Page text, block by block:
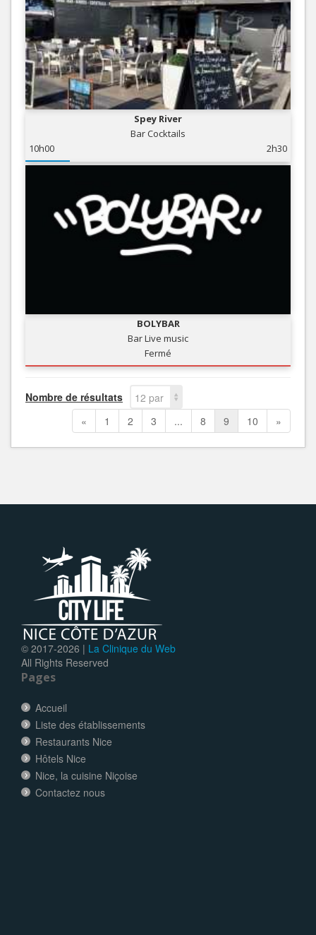
Spey River
Bar Cocktails
10h00
2h30
BOLYBAR
Bar Live music
Fermé
Nombre de résultats
12 par
page
« 1 2 3 ... 8 9 10 »
© 2017-2026 | La Clinique du Web
All Rights Reserved
Pages
Accueil
Liste des établissements
Restaurants Nice
Hôtels Nice
Nice, la cuisine Niçoise
Contactez nous